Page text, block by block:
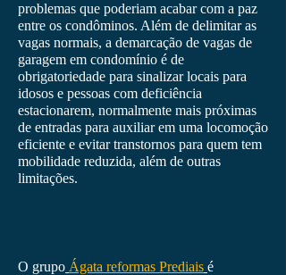
problemas que poderiam acabar com a paz
entre os condôminos. Além de delimitar as
vagas normais, a demarcação de vagas de
garagem em condomínio é de
obrigatoriedade para sinalizar locais para
idosos e pessoas com deficiência
estacionarem, normalmente mais próximas
de entradas para auxiliar em uma locomoção
eficiente e evitar transtornos para quem tem
mobilidade reduzida, além de outras
limitações.
O grupo Ágata reformas Prediais é